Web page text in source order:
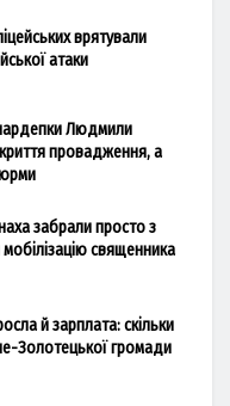
врятували
атаки
Людмили
провадження, а
забрали просто з
священника
й зарплата: скільки
Золотецької громади